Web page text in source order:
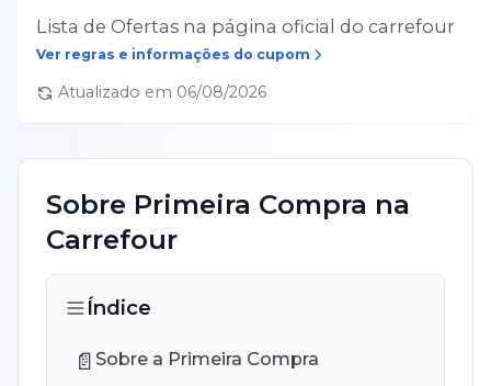
Lista de Ofertas na página oficial do carrefour
Ver regras e informações do cupom
Atualizado em 06/08/2026
Sobre Primeira Compra na
Carrefour
Índice
📄 Sobre a Primeira Compra